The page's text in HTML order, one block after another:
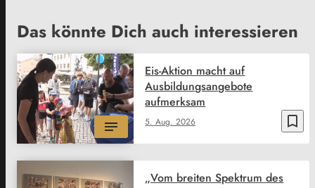
Das könnte Dich auch interessieren
bookmark_border
5. Aug. 2026
Eis-Aktion macht auf
Ausbildungsangebote
aufmerksam
„Vom breiten Spektrum des